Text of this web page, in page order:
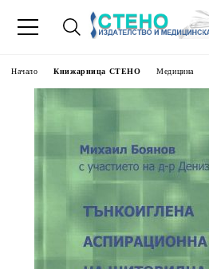
Начало Книжарница СТЕНО Медицина